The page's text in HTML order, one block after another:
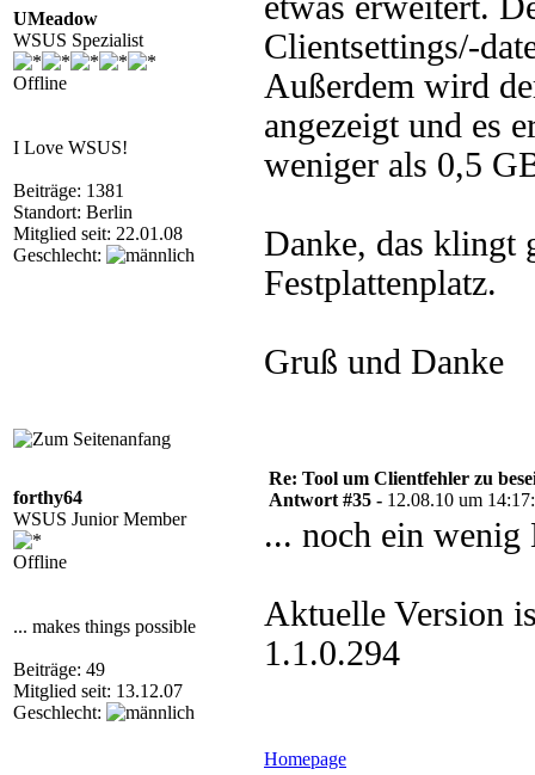
UMeadow
WSUS Spezialist
Offline
I Love WSUS!
Beiträge: 1381
Standort: Berlin
Mitglied seit: 22.01.08
Geschlecht:
Clientsettings/-
Außerdem wird
angezeigt und es
weniger als 0,5
Danke, das klingt
Festplattenplatz.
Gruß und Danke
forthy64
WSUS Junior Member
Offline
... makes things possible
Beiträge: 49
Mitglied seit: 13.12.07
Geschlecht:
Re: Tool um Clientfehler zu
Antwort #35 - 12.08.10 um
... noch ein
Aktuelle Version
1.1.0.294
Homepage